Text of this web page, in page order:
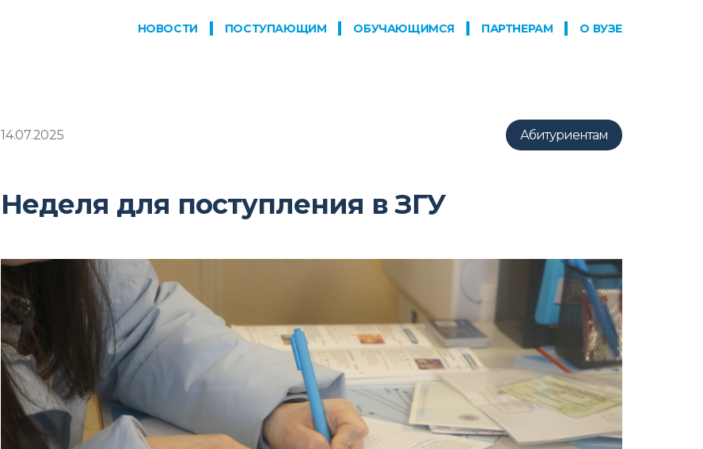
НОВОСТИ ПОСТУПАЮЩИМ ОБУЧАЮЩИМСЯ ПАРТНЕРАМ О ВУЗЕ
14.07.2025 Абитуриентам
Неделя для поступления в ЗГУ